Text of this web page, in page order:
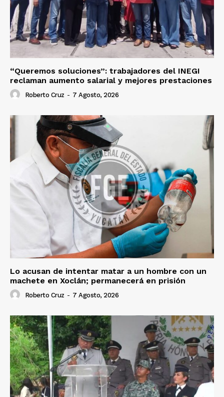
“Queremos soluciones”: trabajadores del INEGI
reclaman aumento salarial y mejores prestaciones
Roberto Cruz - 7 Agosto, 2026
Lo acusan de intentar matar a un hombre con un
machete en Xoclán; permanecerá en prisión
Roberto Cruz - 7 Agosto, 2026